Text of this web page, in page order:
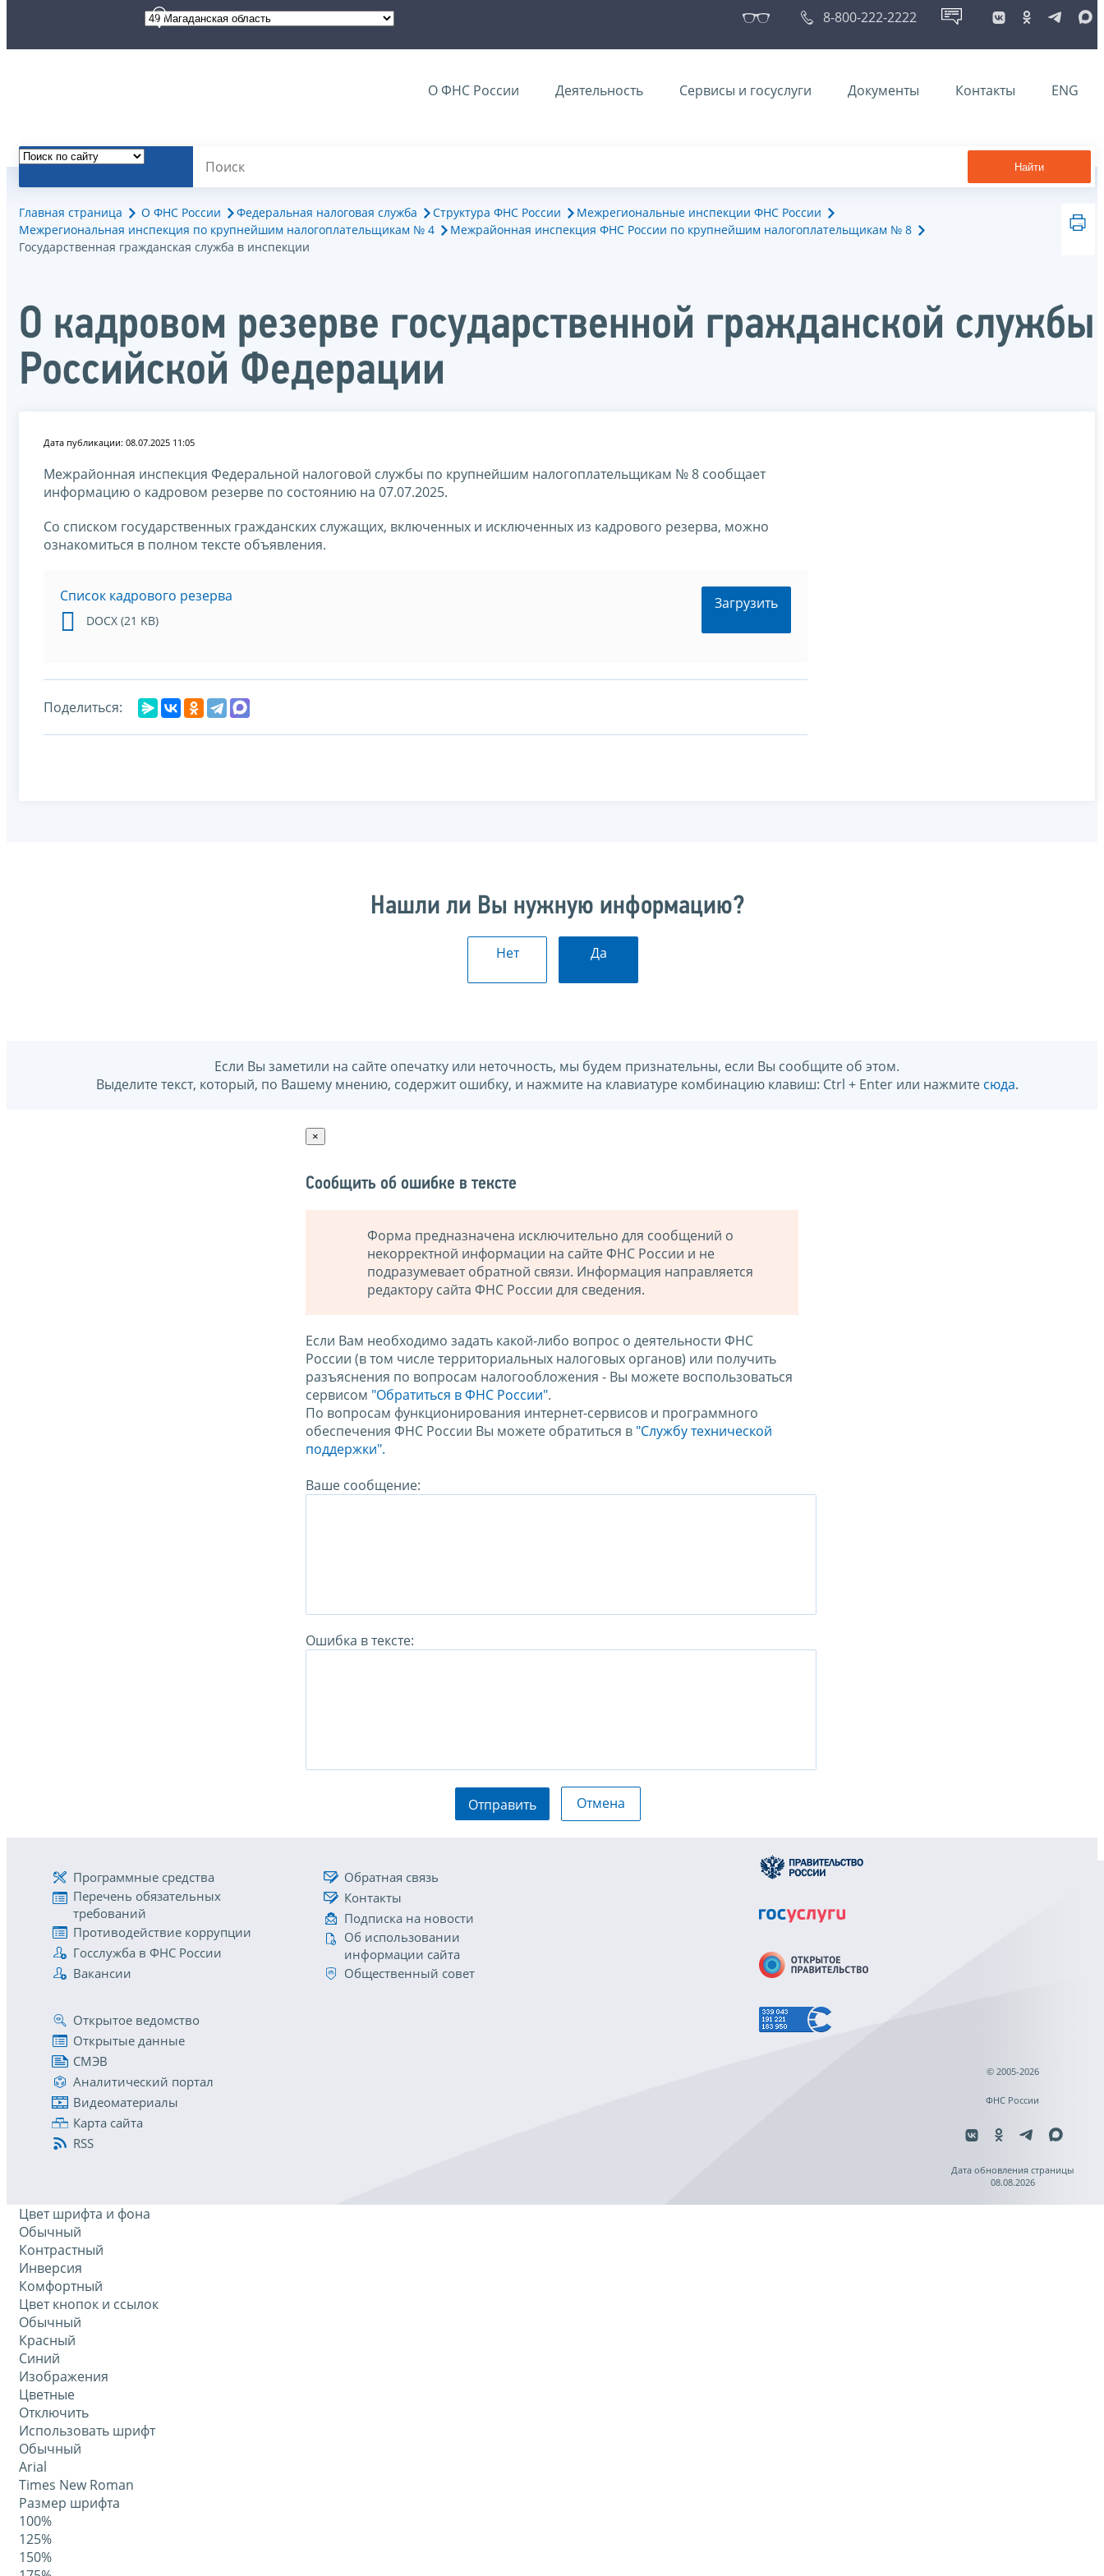
8-800-222-2222
О ФНС России Деятельность Сервисы и госуслуги Документы Контакты ENG
Найти
Главная страница О ФНС России Федеральная налоговая служба Структура ФНС России
Межрегиональные инспекции ФНС России
Межрегиональная инспекция по крупнейшим налогоплательщикам № 4
Межрайонная инспекция ФНС России по крупнейшим налогоплательщикам № 8
Государственная гражданская служба в инспекции
О кадровом резерве государственной гражданской службы
Российской Федерации
Дата публикации: 08.07.2025 11:05
Межрайонная инспекция Федеральной налоговой службы по крупнейшим налогоплательщикам № 8 сообщает
информацию о кадровом резерве по состоянию на 07.07.2025.
Со списком государственных гражданских служащих, включенных и исключенных из кадрового резерва, можно
ознакомиться в полном тексте объявления.
Список кадрового резерва
DOCX (21 KB)
Загрузить
Поделиться:
Нашли ли Вы нужную информацию?
Нет Да
Если Вы заметили на сайте опечатку или неточность, мы будем признательны, если Вы сообщите об этом.
Выделите текст, который, по Вашему мнению, содержит ошибку, и нажмите на клавиатуре комбинацию клавиш: Ctrl + Enter или нажмите сюда.
×
Сообщить об ошибке в тексте
Форма предназначена исключительно для сообщений о
некорректной информации на сайте ФНС России и не
подразумевает обратной связи. Информация направляется
редактору сайта ФНС России для сведения.
Если Вам необходимо задать какой-либо вопрос о деятельности ФНС
России (в том числе территориальных налоговых органов) или получить
разъяснения по вопросам налогообложения - Вы можете воспользоваться
сервисом "Обратиться в ФНС России".
По вопросам функционирования интернет-сервисов и программного
обеспечения ФНС России Вы можете обратиться в "Службу технической
поддержки".
Ваше сообщение:
Ошибка в тексте:
Отправить Отмена
Программные средства
Перечень обязательных
требований
Противодействие коррупции
Госслужба в ФНС России
Вакансии
Обратная связь
Контакты
Подписка на новости
Об использовании
информации сайта
Общественный совет
Открытое ведомство
Открытые данные
СМЭВ
Аналитический портал
Видеоматериалы
Карта сайта
RSS
© 2005-2026
ФНС России
Дата обновления страницы
08.08.2026
Цвет шрифта и фона
Обычный
Контрастный
Инверсия
Комфортный
Цвет кнопок и ссылок
Обычный
Красный
Синий
Изображения
Цветные
Отключить
Использовать шрифт
Обычный
Arial
Times New Roman
Размер шрифта
100%
125%
150%